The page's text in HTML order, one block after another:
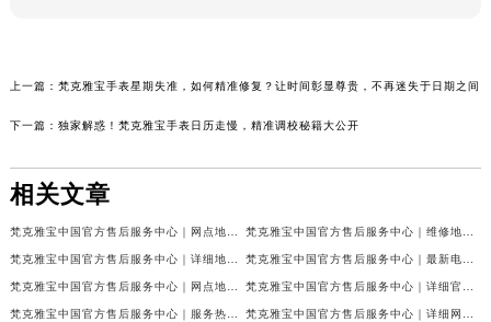
上一篇： 梵克雅宝手表星期失准，如何精准修复？让时间彰显尊贵，不再迷失于日期之间
下一篇： 独家解惑！梵克雅宝手表日历走慢，精准调校秘籍大公开
相关文章
梵克雅宝中国官方售后服务中心｜网点地址和联系电话权威信息公示（2026年7月最新） 梵克雅宝中国官方售后服务中心｜维修地址及24小时电话权威信息公示（2026年7月最新）
梵克雅宝中国官方售后服务中心｜详细地址与官方服务热线权威信息公示（2026年7月最新） 梵克雅宝中国官方售后服务中心｜最新电话及官方地址权威信息公示（2026年7月最新）
梵克雅宝中国官方售后服务中心｜网点地址及24小时热线权威信息公示（2026年7月最新） 梵克雅宝中国官方售后服务中心｜详细官方热线及维修地址权威信息公示（2026年7月最新）
梵克雅宝中国官方售后服务中心｜服务热线及全部维修详细地址权威信息公示（2026年7月最新） 梵克雅宝中国官方售后服务中心｜详细网点地址与售后服务电话权威信息公示（2026年7月最新）